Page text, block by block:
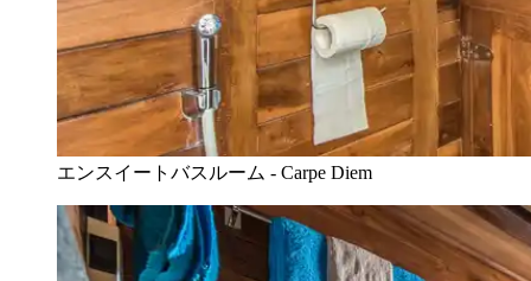
エンスイートバスルーム - Carpe Diem